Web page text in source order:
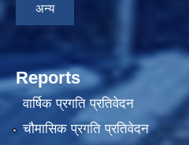
अन्य
Reports
वार्षिक प्रगति प्रतिवेदन
चौमासिक प्रगति प्रतिवेदन